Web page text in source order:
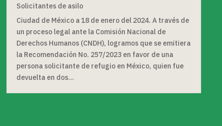
Solicitantes de asilo
Ciudad de México a 18 de enero del 2024. A través de
un proceso legal ante la Comisión Nacional de
Derechos Humanos (CNDH), logramos que se emitiera
la Recomendación No. 257/2023 en favor de una
persona solicitante de refugio en México, quien fue
devuelta en dos...